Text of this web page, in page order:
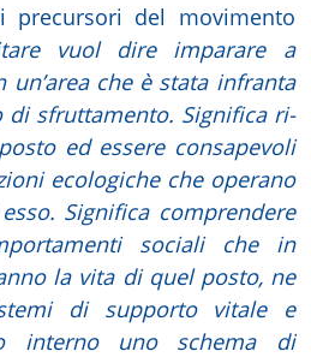
precursori del movimento
vuol dire imparare a
che è stata infranta
di sfruttamento. Significa ri-
ed essere consapevoli
ecologiche che operano
Significa comprendere
sociali che in
la vita di quel posto, ne
di supporto vitale e
interno uno schema di